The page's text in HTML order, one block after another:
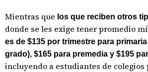
Mientras que los que reciben otros
donde se les exige tener promedio
es de $135 por trimestre para
grado), $165 para premedia y $195
incluyendo a estudiantes de